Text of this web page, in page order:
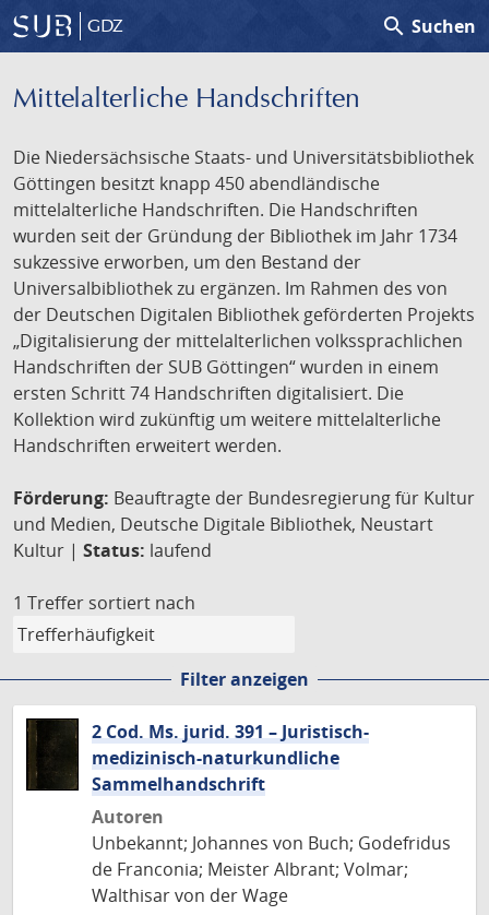
GDZ search Suchen
Mittelalterliche Handschriften
Die Niedersächsische Staats- und Universitätsbibliothek
Göttingen besitzt knapp 450 abendländische
mittelalterliche Handschriften. Die Handschriften
wurden seit der Gründung der Bibliothek im Jahr 1734
sukzessive erworben, um den Bestand der
Universalbibliothek zu ergänzen. Im Rahmen des von
der Deutschen Digitalen Bibliothek geförderten Projekts
„Digitalisierung der mittelalterlichen volkssprachlichen
Handschriften der SUB Göttingen“ wurden in einem
ersten Schritt 74 Handschriften digitalisiert. Die
Kollektion wird zukünftig um weitere mittelalterliche
Handschriften erweitert werden.
Förderung: Beauftragte der Bundesregierung für Kultur
und Medien, Deutsche Digitale Bibliothek, Neustart
Kultur | Status: laufend
1 Treffer sortiert nach
Filter anzeigen
2 Cod. Ms. jurid. 391 – Juristisch-
medizinisch-naturkundliche
Sammelhandschrift
Autoren
Unbekannt; Johannes von Buch; Godefridus
de Franconia; Meister Albrant; Volmar;
Walthisar von der Wage